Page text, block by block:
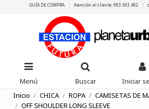
GUÍA DE COMPRA Atención al cliente: 983 393 482
Menú Buscar Iniciar
Inicio
CHICA ROPA
CAMISETAS DE
OFF SHOULDER LONG SLEEVE